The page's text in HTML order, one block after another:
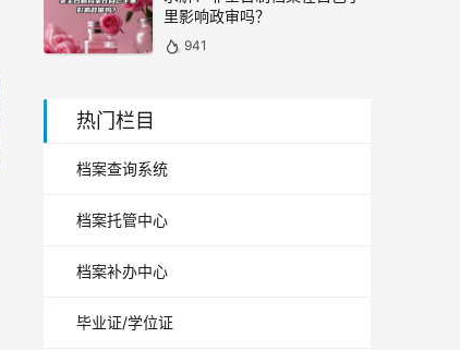
里影响政审吗？
941
热门栏目
档案查询系统
档案托管中心
档案补办中心
毕业证/学位证